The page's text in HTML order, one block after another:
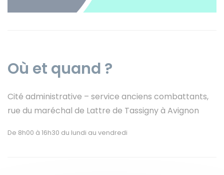
Où et quand ?
Cité administrative – service anciens combattants,
rue du maréchal de Lattre de Tassigny à Avignon
De 8h00 à 16h30 du lundi au vendredi